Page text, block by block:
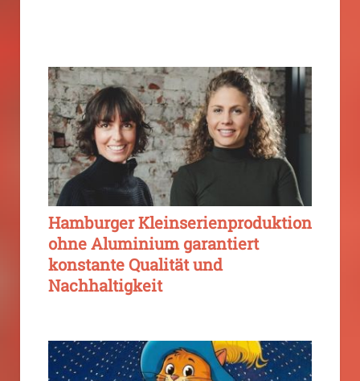
Hamburger Kleinserienproduktion
ohne Aluminium garantiert
konstante Qualität und
Nachhaltigkeit